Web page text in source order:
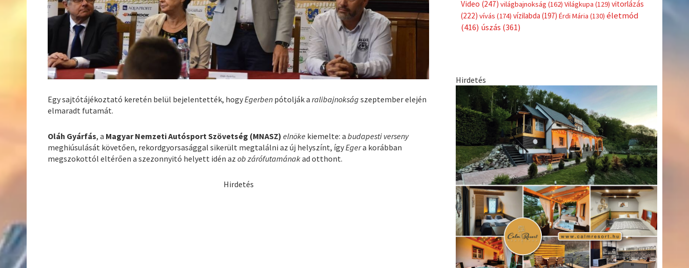
Egy sajtótájékoztató keretén belül bejelentették, hogyEgerben pótolják aralibajnokság szeptember elején
elmaradt futamát.
Oláh Gyárfás, a Magyar Nemzeti Autósport Szövetség (MNASZ) elnöke kiemelte: abudapesti verseny
meghiúsulását követően, rekordgyorsasággal sikerült megtalálni az új helyszínt, ígyEgera korábban
megszokottól eltérően a szezonnyitó helyett idén azob zárófutamánakad otthont.
Hirdetés
Címkék
asztalitenisz(130)atlétika (144)autosport
Tímea(240)Bajnokok Ligája(168) Birkózás(143) Bécs(214)
egészség (530) Európabajnokság(173)ferrari(139)
forma 1 (1165)Futball(760)futás(305)
Hosszú
Katinka(186)hungaroring(181)Jégkorong(148)kajakkenu
(138)karate(168)kickbox(204)kosárlabda(166)kézilabda
(448)Lewis Hamilton(168)magyar labdarúgóválogatott(148)
Mercedes(244)motorsport (153)Opel Dakar Team(132)Rali
Világbajnokság(122)Rendezvény(142)rio 2016(373)sport
(438)
Sportime Magazin(128)szabadidősport(316)Szalay
Balázs(126)tenisz(416)táplálkozás(155)utazás(126)
Video(247)világbajnokság (162)Világkupa(129)vitorlázás
(222)vívás(174)vízilabda(197)Érdi Mária(130)életmód
(416)úszás(361)